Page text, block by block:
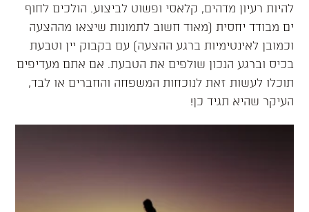
להיות רעיון מדהים, קלאסי ופשוט לביצוע. הולכים לחוף
ים מבודד יחסית (מאוד חשוב לתמונות שיצאו מההצעה
וכמובן לאינטימיות ברגע ההצעה) עם בקבוק יין וטבעת
בכיס וברגע הנכון שולפים את הטבעת. אם אתם מעדיפים
תוכלו לעשות זאת לנוכחות המשפחה והחברים או לבד,
העיקר שהיא תגיד כן!